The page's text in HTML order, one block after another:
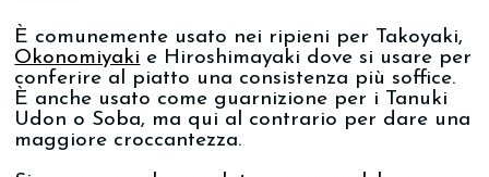
È comunemente usato nei ripieni per Takoyaki,
Okonomiyaki e Hiroshimayaki dove si usare per
conferire al piatto una consistenza più soffice.
È anche usato come guarnizione per i Tanuki
Udon o Soba, ma qui al contrario per dare una
maggiore croccantezza.